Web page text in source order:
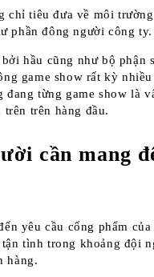
chỉ tiêu đưa về môi
phần đông người công ty.
hầu cũng như bộ phận
game show rất kỳ
từng game show là
trên hàng đầu.
cần mang
yêu cầu cống phẩm của
tình trong khoảng đội
hàng.